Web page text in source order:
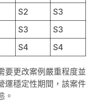
S2
S3
S3
S3
S4 S4
要更改案例嚴重程度並
運穩定性期間，該案件
。